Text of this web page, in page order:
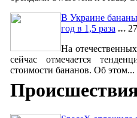
В Украине
год в 1,5 раза
На
сейчас отмечается
стоимости бананов. Об этом...